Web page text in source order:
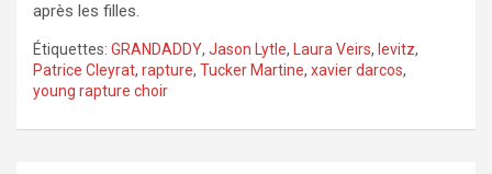
après les filles.
Étiquettes: GRANDADDY, Jason Lytle, Laura Veirs, levitz,
Patrice Cleyrat, rapture, Tucker Martine, xavier darcos,
young rapture choir